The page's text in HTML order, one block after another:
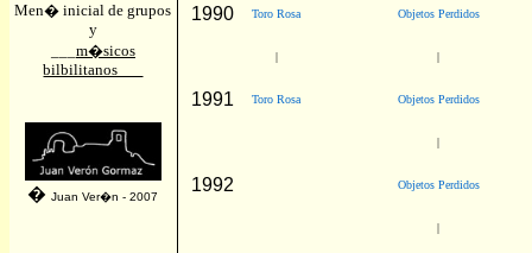
Men� inicial de grupos
y
m�sicos
bilbilitanos___
�Juan Ver�n - 2007
1990 Toro Rosa Objetos Perdidos
| |
1991 Toro Rosa Objetos Perdidos
|
1992 Objetos Perdidos
|